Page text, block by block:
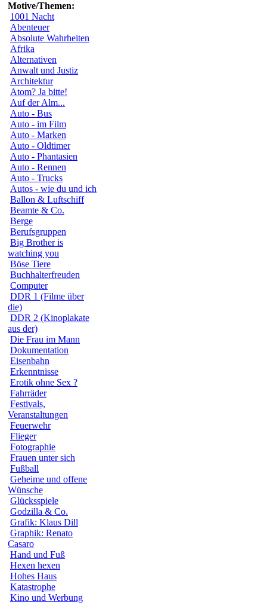
Motive/Themen:
1001 Nacht
Abenteuer
Absolute Wahrheiten
Afrika
Alternativen
Anwalt und Justiz
Architektur
Atom? Ja bitte!
Auf der Alm...
Auto - Bus
Auto - im Film
Auto - Marken
Auto - Oldtimer
Auto - Phantasien
Auto - Rennen
Auto - Trucks
Autos - wie du und ich
Ballon & Luftschiff
Beamte & Co.
Berge
Berufsgruppen
Big Brother is
watching you
Böse Tiere
Buchhalterfreuden
Computer
DDR 1 (Filme über
die)
DDR 2 (Kinoplakate
aus der)
Die Frau im Mann
Dokumentation
Eisenbahn
Erkenntnisse
Erotik ohne Sex ?
Fahrräder
Festivals,
Veranstaltungen
Feuerwehr
Flieger
Fotographie
Frauen unter sich
Fußball
Geheime und offene
Wünsche
Glücksspiele
Godzilla & Co.
Grafik: Klaus Dill
Graphik: Renato
Casaro
Hand und Fuß
Hexen hexen
Hohes Haus
Katastrophe
Kino und Werbung